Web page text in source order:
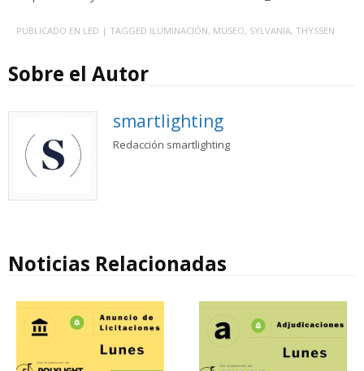
PUBLICADO EN LED | TAGGED ILUMINACIÓN, MUSEO, SYLVANIA, THYSSEN
Sobre el Autor
smartlighting
Redacción smartlighting
Noticias Relacionadas